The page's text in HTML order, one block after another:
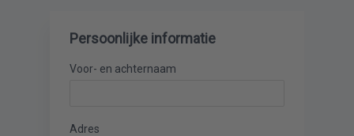
Persoonlijke informatie
Voor- en achternaam
Adres